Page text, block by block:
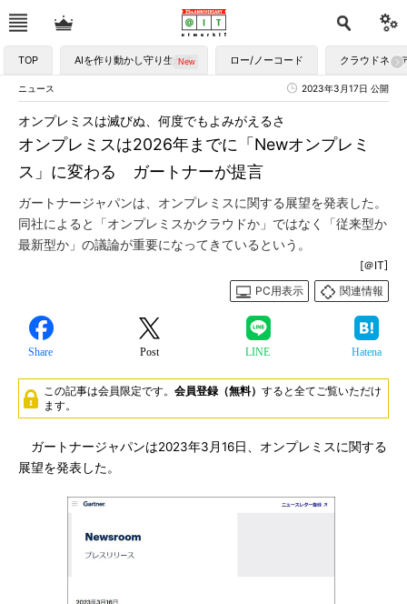
TOP AIを作り動かし守り生かす ロー/ノーコード クラウドネイ
ニュース 2023年3月17日 公開
オンプレミスは2026年までに「Newオンプレミ
ス」に変わる ガートナーが提言
オンプレミスは滅びぬ、何度でもよみがえるさ
ガートナージャパンは、オンプレミスに関する展望を発表した。
同社によると「オンプレミスかクラウドか」ではなく「従来型か
最新型か」の議論が重要になってきているという。
[＠IT]
PC用表示
関連情報
Share Post LINE Hatena
この記事は会員限定です。 会員登録（無料） すると全てご覧いただけ
ます。
ガートナージャパンは2023年3月16日、オンプレミスに関する
展望を発表した。